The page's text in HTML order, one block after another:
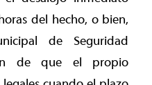
del hecho, o bien,
de Seguridad
de que el propio